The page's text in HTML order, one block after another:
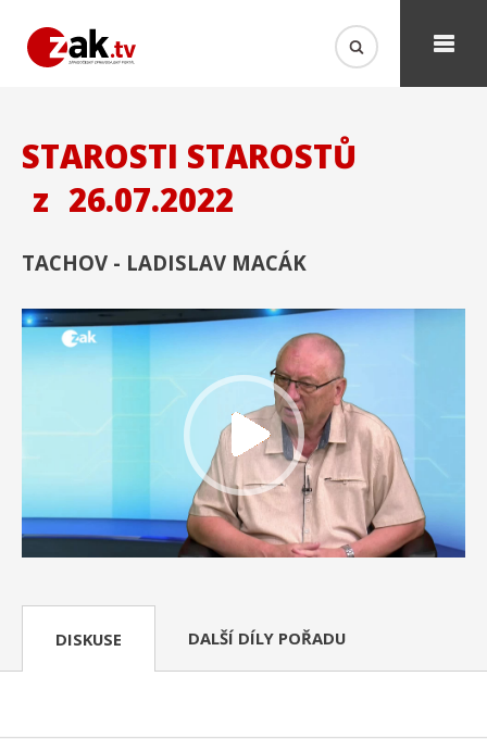
STAROSTI STAROSTŮ
z 26.07.2022
TACHOV - LADISLAV MACÁK
DISKUSE DALŠÍ DÍLY POŘADU